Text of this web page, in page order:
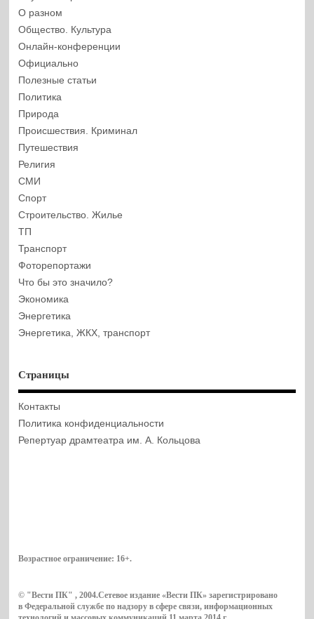
О разном
Общество. Культура
Онлайн-конференции
Официально
Полезные статьи
Политика
Природа
Происшествия. Криминал
Путешествия
Религия
СМИ
Спорт
Строительство. Жилье
ТП
Транспорт
Фоторепортажи
Что бы это значило?
Экономика
Энергетика
Энергетика, ЖКХ, транспорт
Страницы
Контакты
Политика конфиденциальности
Репертуар драмтеатра им. А. Кольцова
Возрастное ограничение: 16+.
© "Вести ПК" , 2004.Сетевое издание «Вести ПК» зарегистрировано
в Федеральной службе по надзору в сфере связи, информационных